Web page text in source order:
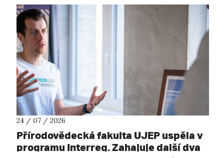
24 / 07 / 2026
Přírodovědecká fakulta UJEP uspěla v
programu Interreg. Zahajuje další dva